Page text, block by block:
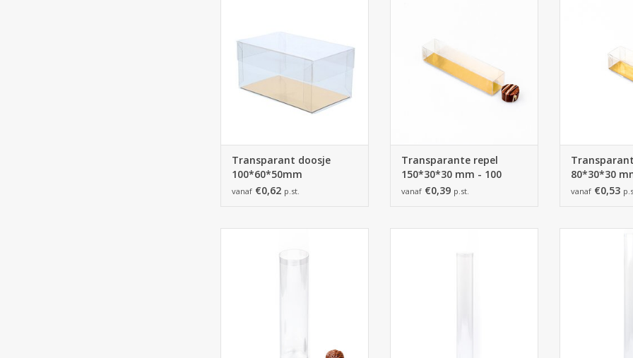
Transparant doosje
100*60*50mm
vanaf €0,62 p.st.
Transparante repel
150*30*30 mm - 100
stuks
vanaf €0,39 p.st.
80*30*30
vanaf €0,53